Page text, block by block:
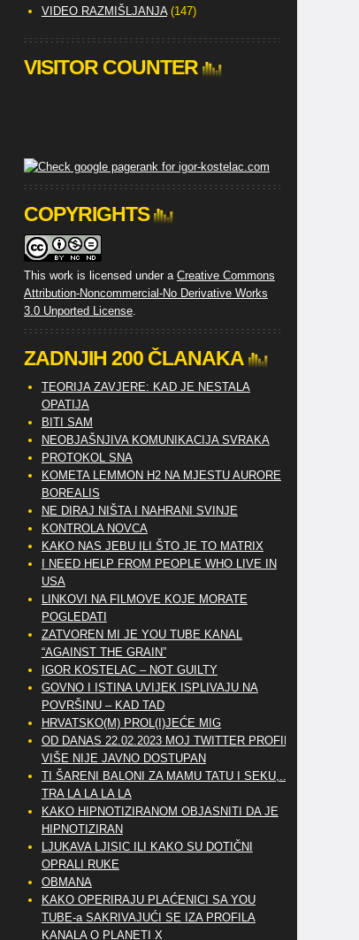
VIDEO RAZMIŠLJANJA(147)
VISITOR COUNTER
COPYRIGHTS
This work is licensed under a Creative Commons
Attribution-Noncommercial-No Derivative Works
3.0 Unported License.
ZADNJIH 200 ČLANAKA
TEORIJA ZAVJERE: KAD JE NESTALA
OPATIJA
BITI SAM
NEOBJAŠNJIVA KOMUNIKACIJA SVRAKA
PROTOKOL SNA
KOMETA LEMMON H2 NA MJESTU AURORE
BOREALIS
NE DIRAJ NIŠTA I NAHRANI SVINJE
KONTROLA NOVCA
KAKO NAS JEBU ILI ŠTO JE TO MATRIX
I NEED HELP FROM PEOPLE WHO LIVE IN
USA
LINKOVI NA FILMOVE KOJE MORATE
POGLEDATI
ZATVOREN MI JE YOU TUBE KANAL
“AGAINST THE GRAIN”
IGOR KOSTELAC – NOT GUILTY
GOVNO I ISTINA UVIJEK ISPLIVAJU NA
POVRŠINU – KAD TAD
HRVATSKO(M) PROL(I)JEĆE MIG
OD DANAS 22.02.2023 MOJ TWITTER PROFIL
VIŠE NIJE JAVNO DOSTUPAN
TI ŠARENI BALONI ZA MAMU TATU I SEKU,..
TRA LA LA LA LA
KAKO HIPNOTIZIRANOM OBJASNITI DA JE
HIPNOTIZIRAN
LJUKAVA LJISIC ILI KAKO SU DOTIČNI
OPRALI RUKE
OBMANA
KAKO OPERIRAJU PLAĆENICI SA YOU
TUBE-a SAKRIVAJUĆI SE IZA PROFILA
KANALA O PLANETI X